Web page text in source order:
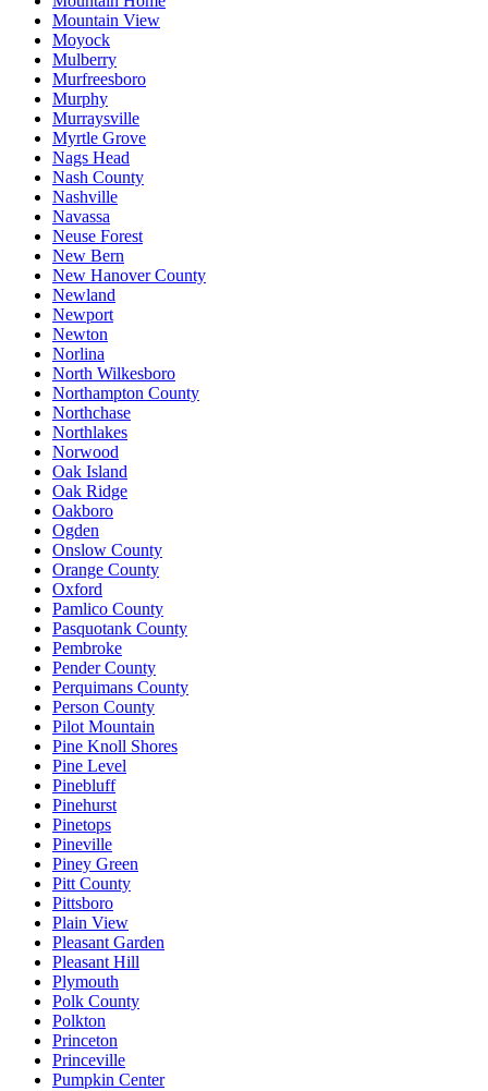
Mountain View
Moyock
Mulberry
Murfreesboro
Murphy
Murraysville
Myrtle Grove
Nags Head
Nash County
Nashville
Navassa
Neuse Forest
New Bern
New Hanover County
Newland
Newport
Newton
Norlina
North Wilkesboro
Northampton County
Northchase
Northlakes
Norwood
Oak Island
Oak Ridge
Oakboro
Ogden
Onslow County
Orange County
Oxford
Pamlico County
Pasquotank County
Pembroke
Pender County
Perquimans County
Person County
Pilot Mountain
Pine Knoll Shores
Pine Level
Pinebluff
Pinehurst
Pinetops
Pineville
Piney Green
Pitt County
Pittsboro
Plain View
Pleasant Garden
Pleasant Hill
Plymouth
Polk County
Polkton
Princeton
Princeville
Pumpkin Center